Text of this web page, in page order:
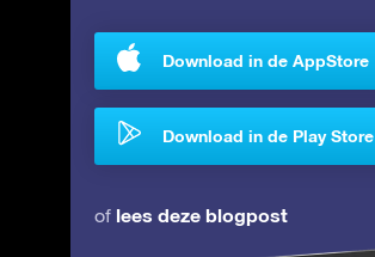
Download in de AppStore
Download in de Play Store
of lees deze blogpost